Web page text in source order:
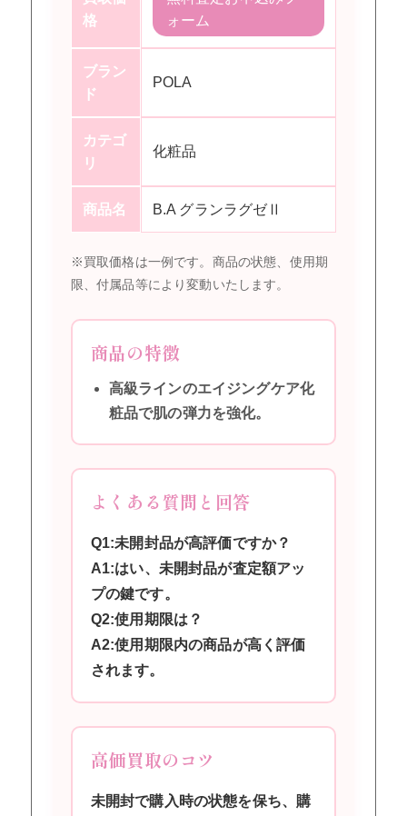
格
ォーム
ブラン
ド
POLA
カテゴ
リ
化粧品
商品名 B.A グランラグゼⅡ
※買取価格は一例です。商品の状態、使用期
限、付属品等により変動いたします。
商品の特徴
高級ラインのエイジングケア化
粧品で肌の弾力を強化。
よくある質問と回答
Q1:未開封品が高評価ですか？
A1:はい、未開封品が査定額アッ
プの鍵です。
Q2:使用期限は？
A2:使用期限内の商品が高く評価
されます。
高価買取のコツ
未開封で購入時の状態を保ち、購